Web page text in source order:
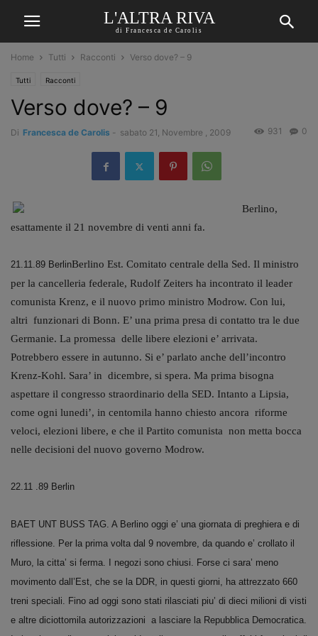
L'ALTRA RIVA
di Francesca de Carolis
Home Tutti Racconti Verso dove? – 9
Tutti Racconti
Verso dove? – 9
Di Francesca de Carolis - sabato 21, Novembre , 2009 0
931
Berlino,
esattamente il 21 novembre di venti anni fa.
21.11.89 BerlinBerlino Est. Comitato centrale della Sed. Il ministro
per la cancelleria federale, Rudolf Zeiters ha incontrato il leader
comunista Krenz, e il nuovo primo ministro Modrow. Con lui,
altri funzionari di Bonn. E’ una prima presa di contatto tra le due
Germanie. La promessa delle libere elezioni e’ arrivata.
Potrebbero essere in autunno. Si e’ parlato anche dell’incontro
Krenz-Kohl. Sara’ in dicembre, si spera. Ma prima bisogna
aspettare il congresso straordinario della SED. Intanto a Lipsia,
come ogni lunedi’, in centomila hanno chiesto ancora riforme
veloci, elezioni libere, e che il Partito comunista non metta bocca
nelle decisioni del nuovo governo Modrow.
22.11 .89 Berlin
BAET UNT BUSS TAG. A Berlino oggi e’ una giornata di preghiera e di
riflessione. Per la prima volta dal 9 novembre, da quando e’ crollato il
Muro, la citta’ si ferma.
I negozi sono chiusi. Forse ci sara’ meno
movimento dall’Est, che se la DDR, in questi giorni, ha attrezzato 660
treni speciali. Fino ad oggi sono stati rilasciati piu’ di dieci milioni di visti
e altre diciottomila autorizzazioni a lasciare la Repubblica Democratica.